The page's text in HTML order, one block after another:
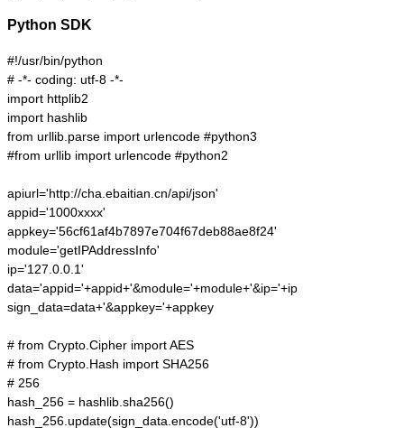
Python SDK
#!/usr/bin/python
# -*- coding: utf-8 -*-
import httplib2
import hashlib
from urllib.parse import urlencode #python3
#from urllib import urlencode #python2
apiurl='http://cha.ebaitian.cn/api/json'
appid='1000xxxx'
appkey='56cf61af4b7897e704f67deb88ae8f24'
module='getIPAddressInfo'
ip='127.0.0.1'
data='appid='+appid+'&module='+module+'&ip='+ip
sign_data=data+'&appkey='+appkey
# from Crypto.Cipher import AES
# from Crypto.Hash import SHA256
# 256
hash_256 = hashlib.sha256()
hash_256.update(sign_data.encode('utf-8'))